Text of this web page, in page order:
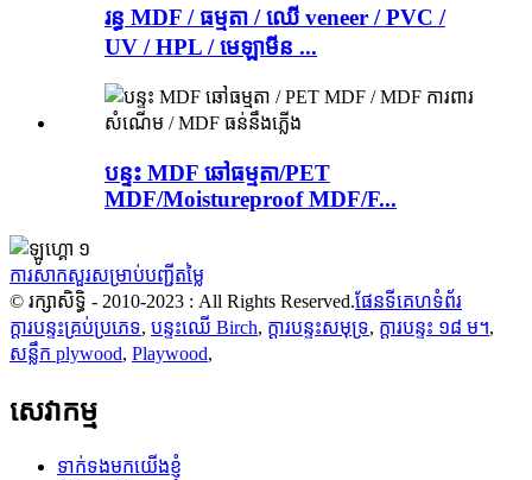
រន្ធ MDF / ធម្មតា / ឈើ veneer / PVC /
UV / HPL / មេឡាមីន ...
បន្ទះ MDF ឆៅធម្មតា/PET
MDF/Moistureproof MDF/F...
ការសាកសួរសម្រាប់បញ្ជីតម្លៃ
© រក្សាសិទ្ធិ - 2010-2023 : All Rights Reserved.ផែនទីគេហទំព័រ
ក្តារបន្ទះគ្រប់ប្រភេទ, បន្ទះឈើ Birch, ក្តារបន្ទះសមុទ្រ, ក្តារបន្ទះ ១៨ ម។,
សន្លឹក plywood, Playwood,
សេវាកម្ម
ទាក់ទងមកយើងខ្ញុំ